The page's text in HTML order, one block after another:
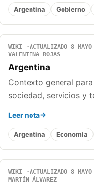
Argentina Gobierno
WIKI ACTUALIZADO 8
VALENTINA ROJAS
Argentina
Contexto general
sociedad, servicios y
Leer nota
Argentina Economia
WIKI ACTUALIZADO 8
MARTÍN ÁLVAREZ